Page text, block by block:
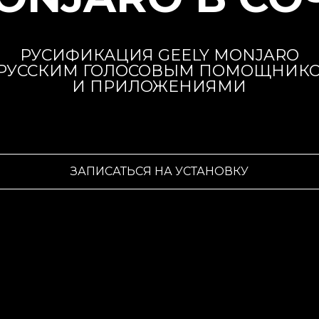
ЗАПИСАТЬСЯ НА УСТАНОВКУ
РУСИФИКАЦИЯ GEELY MONJARO
ГОЛОСОВЫМ
И ПРИЛОЖЕНИЯМИ